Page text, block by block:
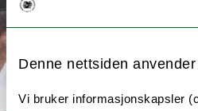
Denne nettsiden
Vi bruker informasjonskapsler